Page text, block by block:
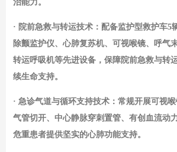
治能力。
· 院前急救与转运技术：配备监护型救护车5
除颤监护仪、心肺复苏机、可视喉镜、呼气
转运呼吸机等先进设备，保障院前急救与转
续生命支持。
· 急诊气道与循环支持技术：常规开展可视
气管切开、中心静脉穿刺置管、有创血流动
危重患者提供坚实的心肺功能支持。